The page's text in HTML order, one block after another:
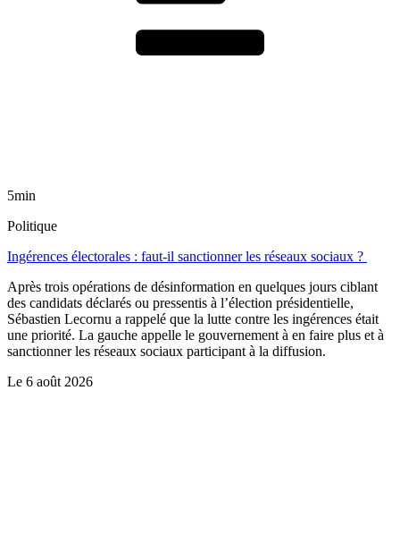
5min
Politique
Ingérences électorales : faut-il sanctionner les réseaux sociaux ?
Après trois opérations de désinformation en quelques jours ciblant
des candidats déclarés ou pressentis à l’élection présidentielle,
Sébastien Lecornu a rappelé que la lutte contre les ingérences était
une priorité. La gauche appelle le gouvernement à en faire plus et à
sanctionner les réseaux sociaux participant à la diffusion.
Le 6 août 2026